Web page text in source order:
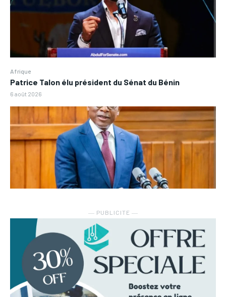
Afrique
Patrice Talon élu président du Sénat du Bénin
6 août 2026
― PUBLICITE ―